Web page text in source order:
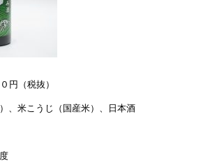
円（税抜）
、米こうじ（国産米）、日本酒